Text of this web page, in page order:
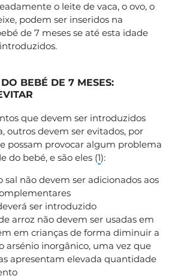
o leite de vaca, o ovo, o
podem ser inseridos na
de 7 meses se até esta idade
BEBÉ DE 7 MESES:
que devem ser introduzidos
outros devem ser evitados, por
possam provocar algum problema
do bebé, e são eles (1):
sal não devem ser adicionados aos
ser introduzido
arroz não devem ser usadas em
em crianças de forma diminuir a
arsénio inorgânico, uma vez que
apresentam elevada quantidade